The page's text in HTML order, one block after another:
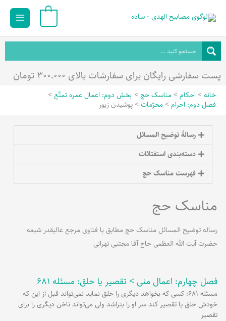
محتوا
Main
پست سفارشی رایگان برای سفارشات بالای ۳۰۰.۰۰۰ تومان
خانه احکام مناسک حج
بخش دوم: اعمال عمره تمتّع
فصل دوم: احرام
محرّمات پوشیدن زیور
رسالۀ توضیح المسائل
دسته‌بندی استفتائات
فهرست مناسک حج
مناسک حج
رساله توضیح المسائل مناسک حج مطابق با فتاوی مرجع عالیقدر شیعه
حضرت آیت الله العظمی حاج آقا مجتبی تهرانی
فصل چهارم: اعمال منی > تقصیر یا حلق: مسئله 681
مسئله 681: کسی که بخواهد دیگری را حلق نماید نمی‌تواند قبل از این که
خودش حلق یا تقصیر کند سر او را بتراشد ولی می‌تواند ناخن دیگری را برای
تقصیر
برگهبرگهبرگهبرگهبرگهبرگه برگه